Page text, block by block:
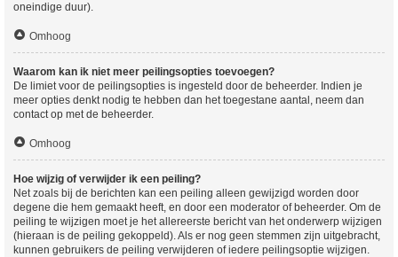
oneindige duur).
Omhoog
Waarom kan ik niet meer peilingsopties toevoegen?
De limiet voor de peilingsopties is ingesteld door de beheerder. Indien je
meer opties denkt nodig te hebben dan het toegestane aantal, neem dan
contact op met de beheerder.
Omhoog
Hoe wijzig of verwijder ik een peiling?
Net zoals bij de berichten kan een peiling alleen gewijzigd worden door
degene die hem gemaakt heeft, en door een moderator of beheerder. Om de
peiling te wijzigen moet je het allereerste bericht van het onderwerp wijzigen
(hieraan is de peiling gekoppeld). Als er nog geen stemmen zijn uitgebracht,
kunnen gebruikers de peiling verwijderen of iedere peilingsoptie wijzigen.